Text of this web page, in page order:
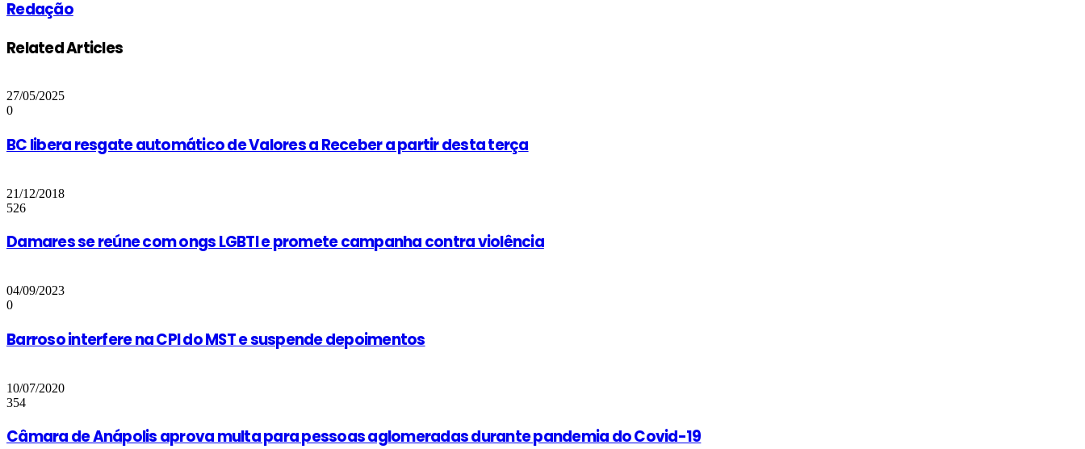
Redação
Related Articles
27/05/2025
0
BC libera resgate automático de Valores a Receber a partir desta terça
21/12/2018
526
Damares se reúne com ongs LGBTI e promete campanha contra violência
04/09/2023
0
Barroso interfere na CPI do MST e suspende depoimentos
10/07/2020
354
Câmara de Anápolis aprova multa para pessoas aglomeradas durante pandemia do Covid-19